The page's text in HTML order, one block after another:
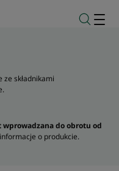
wprowadzana do obrotu od
o produkcie.
składnikami